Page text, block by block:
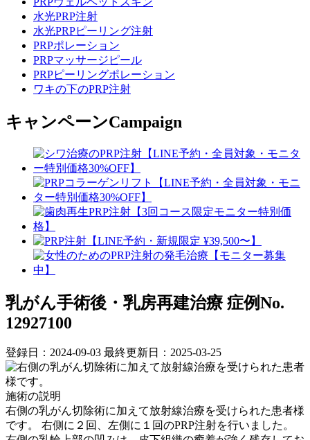
水光PRP注射
水光PRPピーリング注射
PRPポレーション
PRPマッサージピール
PRPピーリングポレーション
ワキの下のPRP注射
キャンペーンCampaign
乳がん手術後・乳房再建治療 症例No.
12927100
登録日：2024-09-03 最終更新日：2025-03-25
施術の説明
右側の乳がん切除術に加えて放射線治療を受けられた患者様
です。 右側に２回、左側に１回のPRP注射を行いました。